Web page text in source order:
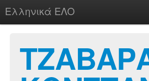
Ελληνικά ΕΛΟ